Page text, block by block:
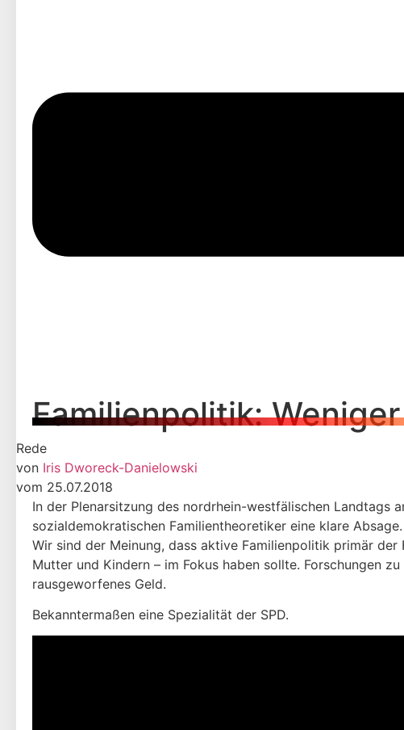
Familienpolitik:
Rede
von Iris Dworeck-Danielowski
vom 25.07.2018
In der Plenarsitzung des nordrhein-westfälischen Landtags
sozialdemokratischen Familientheoretiker eine klare Absage.
Wir sind der Meinung, dass aktive Familienpolitik primär
Mutter und Kindern – im Fokus haben sollte. Forschungen
rausgeworfenes Geld.
Bekanntermaßen eine Spezialität der SPD.